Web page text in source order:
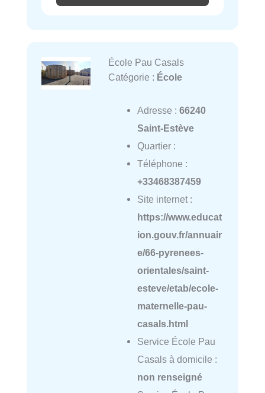
École Pau Casals
Catégorie : École
Adresse : 66240
Saint-Estève
Quartier :
Téléphone :
+33468387459
Site internet :
https://www.educat
ion.gouv.fr/annuair
e/66-pyrenees-
orientales/saint-
esteve/etab/ecole-
maternelle-pau-
casals.html
Service École Pau
Casals à domicile :
non renseigné